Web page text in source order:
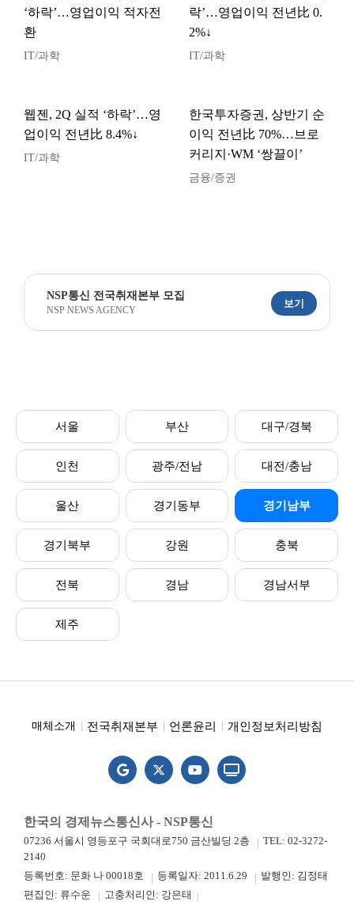
‘하락’…영업이익 적자전
환
IT/과학
락’…영업이익 전년比 0.
2%↓
IT/과학
웹젠, 2Q 실적 ‘하락’…영
업이익 전년比 8.4%↓
IT/과학
한국투자증권, 상반기 순
이익 전년比 70%…브로
커리지·WM ‘쌍끌이’
금융/증권
NSP통신 전국취재본부 모집
NSP NEWS AGENCY
보기
서울 부산 대구/경북
인천 광주/전남 대전/충남
울산 경기동부 경기남부
경기북부 강원 충북
전북 경남 경남서부
제주
매체소개 전국취재본부 언론윤리 개인정보처리방침
한국의 경제뉴스통신사 - NSP통신
07236 서울시 영등포구 국회대로750 금산빌딩 2층
TEL: 02-3272-
2140
등록번호: 문화 나 00018호
등록일자: 2011.6.29
발행인: 김정태
편집인: 류수운
고충처리인: 강은태